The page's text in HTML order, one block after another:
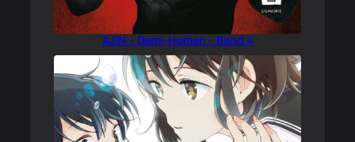
AJIN – Demi-Human – Band 4